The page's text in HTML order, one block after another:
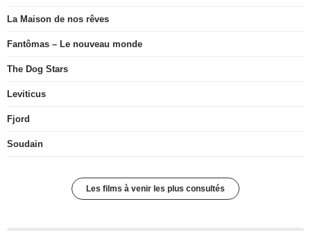
La Maison de nos rêves
Fantômas – Le nouveau monde
The Dog Stars
Leviticus
Fjord
Soudain
Les films à venir les plus consultés